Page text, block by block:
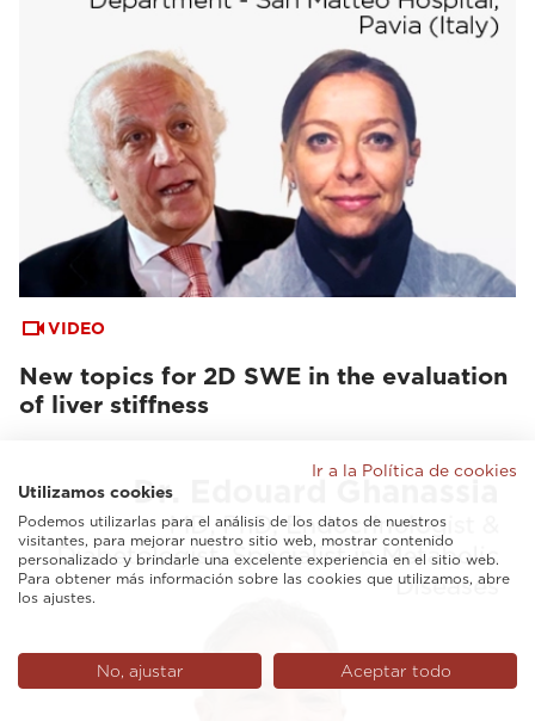
VIDEO
New topics for 2D SWE in the evaluation
of liver stiffness
Ir a la Política de cookies
Utilizamos cookies
Podemos utilizarlas para el análisis de los datos de nuestros
visitantes, para mejorar nuestro sitio web, mostrar contenido
personalizado y brindarle una excelente experiencia en el sitio web.
Para obtener más información sobre las cookies que utilizamos, abre
los ajustes.
No, ajustar Aceptar todo